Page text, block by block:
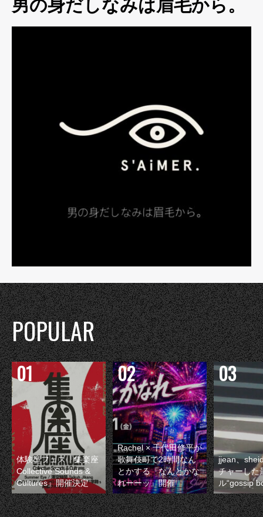
POPULAR
体験型フェス『集楽座
Collective Sounds &
Cultures』開催決定
Rachel × 千代田修平が
歌舞伎町で2時間なん
とかする『なんとかな
れーーッ』開催
jjean、
チャーした
ル“gossip